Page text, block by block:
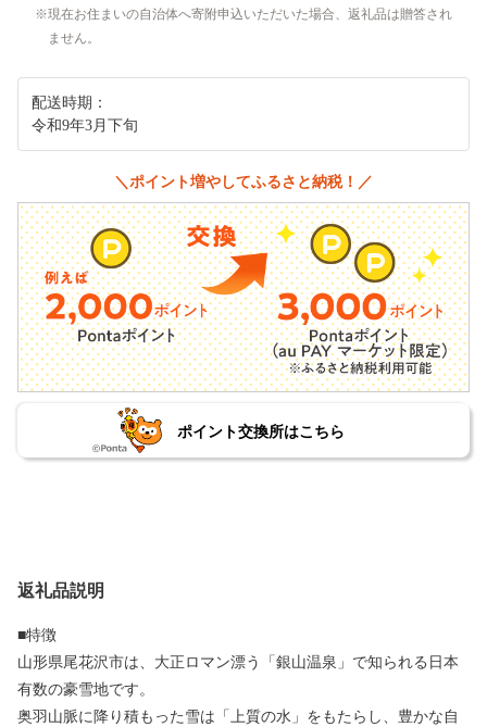
現在お住まいの自治体へ寄附申込いただいた場合、返礼品は贈答され
ません。
配送時期：
令和9年3月下旬
＼ポイント増やしてふるさと納税！／
ポイント交換所はこちら
返礼品説明
■特徴
山形県尾花沢市は、大正ロマン漂う「銀山温泉」で知られる日本
有数の豪雪地です。
奥羽山脈に降り積もった雪は「上質の水」をもたらし、豊かな自